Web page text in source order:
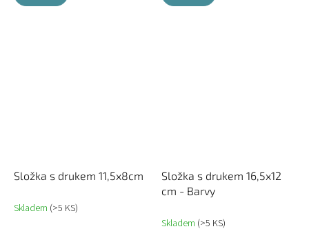
Složka s drukem 11,5x8cm
Skladem (>5 KS)
Složka s drukem 16,5x12
cm - Barvy
Skladem (>5 KS)